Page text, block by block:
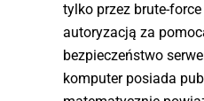
tylko przez brute-
autoryzacją za
bezpieczeństwo
komputer posiada